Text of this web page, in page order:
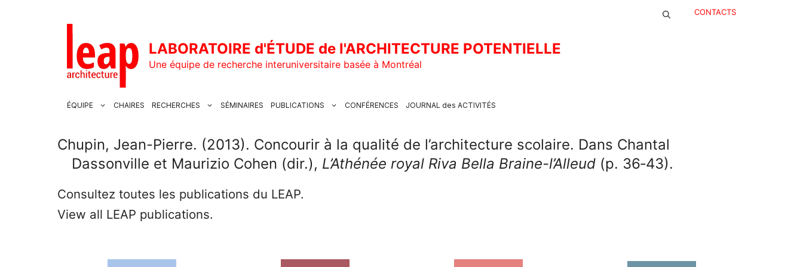
CONTACTS
LABORATOIRE d'ÉTUDE de l'ARCHITECTURE POTENTIELLE
Une équipe de recherche interuniversitaire basée à Montréal
ÉQUIPE CHAIRES RECHERCHES SÉMINAIRES PUBLICATIONS CONFÉRENCES JOURNAL des ACTIVITÉS
Chupin, Jean-Pierre. (2013). Concourir à la qualité de l’architecture scolaire. Dans Chantal
Dassonville et Maurizio Cohen (dir.), L’Athénée royal Riva Bella Braine-l’Alleud (p. 36‑43).
Consultez toutes les publications du LEAP.
View all LEAP publications.